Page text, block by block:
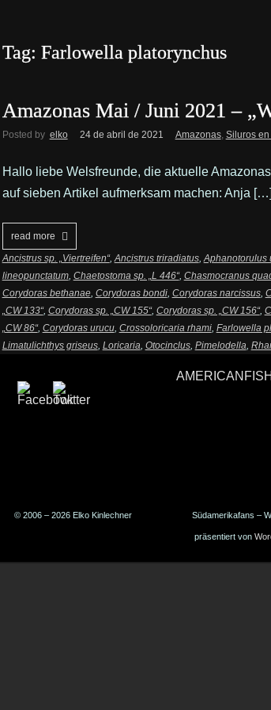
Tag: Farlowella platorynchus
Amazonas Mai / Juni 2021 –
Posted by elko 24 de abril de 2021 Amazonas, Siluros
Hallo liebe Welsfreunde, die aktuelle
auf sieben Artikel aufmerksam machen: Anja […]
read more
Ancistrus sp. „Viertreifen“,Ancistrus triradiatus,Aphanotorulus
lineopunctatum, Chaetostoma sp. „L 446“, Chasmocranus
Corydoras bethanae, Corydoras bondi, Corydoras narcissus,
„CW 133“, Corydoras sp. „CW 155“, Corydoras sp. „CW 156“,
„CW 86“, Corydoras urucu, Crossoloricaria rhami, Farlowella
Limatulichthys griseus, Loricaria, Otocinclus, Pimelodella,
AMERICANFISH
© 2006 – 2026 Elko Kinlechner Südamerikafans –
präsentiert von